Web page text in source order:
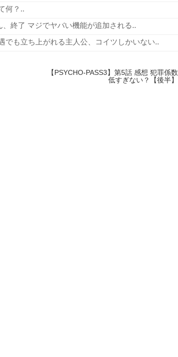
何？..
、終了 マジでヤバい機能が追加される..
でも立ち上がれる主人公、コイツしかいない..
【PSYCHO-PASS3】第5話 感想 犯罪係数
低すぎない？【後半】